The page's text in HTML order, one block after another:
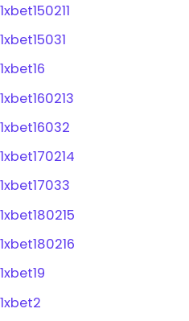
1xbet150211
1xbet15031
1xbet16
1xbet160213
1xbet16032
1xbet170214
1xbet17033
1xbet180215
1xbet180216
1xbet19
1xbet2